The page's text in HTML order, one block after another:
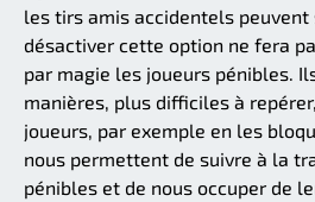
les tirs amis accidentels peuvent
désactiver cette option ne fera
par magie les joueurs pénibles.
manières, plus difficiles à
joueurs, par exemple en les
nous permettent de suivre à la
pénibles et de nous occuper de